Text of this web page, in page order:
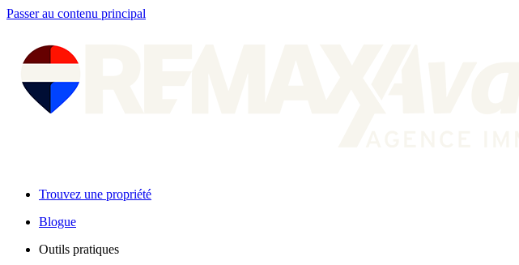
Passer au contenu principal
Trouvez une propriété
Blogue
Outils pratiques